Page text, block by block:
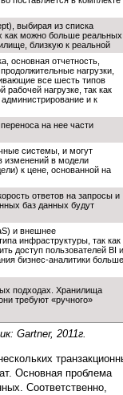
выбирая из списка
как можно больше реальных
близкую к реальной
основная отчетность,
нагрузки,
все шесть типов
нагрузке, так как
и к
на нее части
системы, и могут
изменений в модели
к цене, основанной на
ответов на запросы и
баз данных будут
и внешнее
инфраструктуры, так как
доступ пользователей BI и
бизнес-аналитики больше
подходах. Хранилища
требуют «ручного»
Gartner, 2011г.
Основная проблема
Соответственно,